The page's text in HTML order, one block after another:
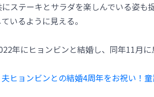
ステーキとサラダを楽しんでいる姿も
いるように見える。
年にヒョンビンと結婚し、同年11月に
夫ヒョンビンとの結婚4周年をお祝い！